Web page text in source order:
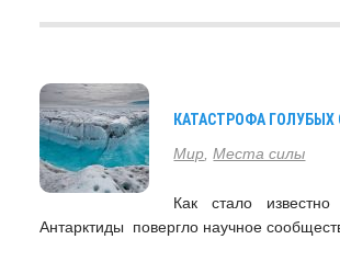
КАТАСТРОФА ГОЛУБЫХ
Мир ,Места силы
Как стало
Антарктиды повергло научное